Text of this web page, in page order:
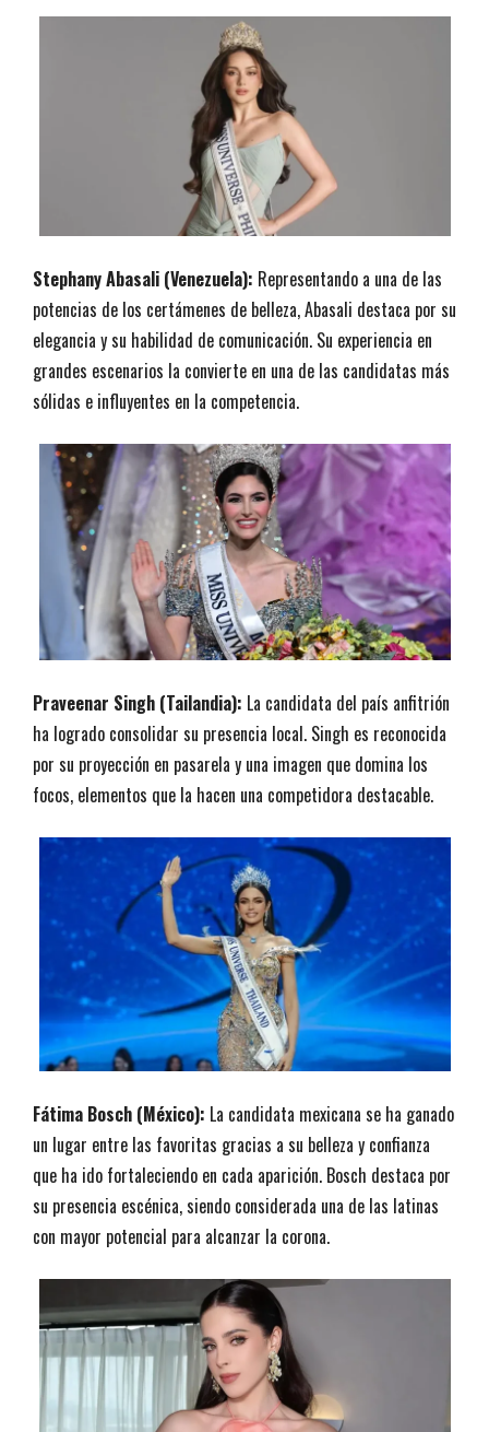
Stephany Abasali (Venezuela): Representando a una de las
potencias de los certámenes de belleza, Abasali destaca por su
elegancia y su habilidad de comunicación. Su experiencia en
grandes escenarios la convierte en una de las candidatas más
sólidas e influyentes en la competencia.
Praveenar Singh (Tailandia): La candidata del país anfitrión
ha logrado consolidar su presencia local. Singh es reconocida
por su proyección en pasarela y una imagen que domina los
focos, elementos que la hacen una competidora destacable.
Fátima Bosch (México): La candidata mexicana se ha ganado
un lugar entre las favoritas gracias a su belleza y confianza
que ha ido fortaleciendo en cada aparición. Bosch destaca por
su presencia escénica, siendo considerada una de las latinas
con mayor potencial para alcanzar la corona.